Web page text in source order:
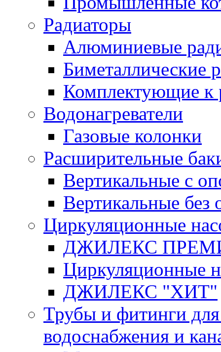
Радиаторы
Алюминиевые
Биметаллические
Комплектующие к
Водонагреватели
Газовые колонки
Расширительные
Вертикальные с
Вертикальные без
Циркуляционные
ДЖИЛЕКС
Циркуляционные
ДЖИЛЕКС "ХИТ"
Трубы и фитинги
водоснабжения и